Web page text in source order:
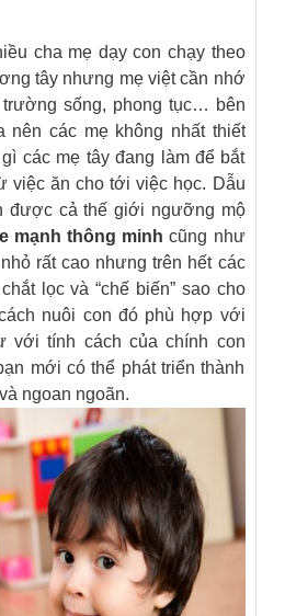
cha mẹ dạy con chạy theo
tây nhưng mẹ việt cần nhớ
sống, phong tục… bên
nên các mẹ không nhất thiết
các mẹ tây đang làm để bắt
việc ăn cho tới việc học. Dẫu
được cả thế giới ngưỡng mộ
mạnh thông minh cũng như
rất cao nhưng trên hết các
lọc và “chế biến” sao cho
nuôi con đó phù hợp với
với tính cách của chính con
mới có thể phát triển thành
ngoan ngoãn.